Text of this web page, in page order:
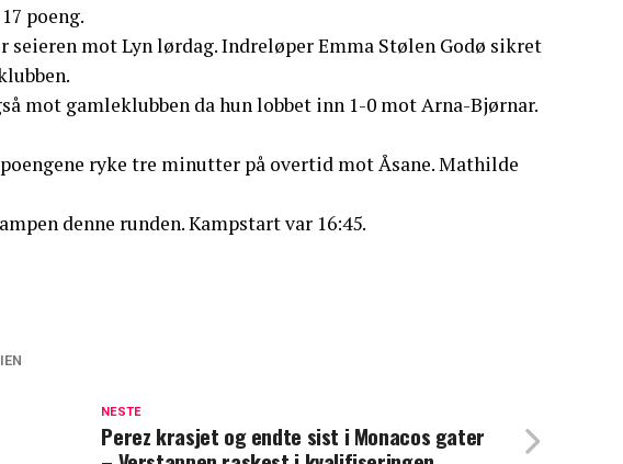
poeng.
mot Lyn lørdag. Indreløper Emma Stølen Godø sikret
mot gamleklubben da hun lobbet inn 1-0 mot Arna-Bjørnar.
ryke tre minutter på overtid mot Åsane. Mathilde
denne runden. Kampstart var 16:45.
NESTE
Perez krasjet og endte sist i Monacos gater